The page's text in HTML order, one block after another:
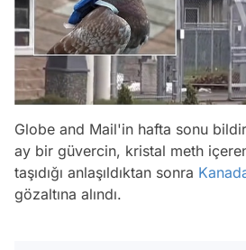
Globe and Mail'in hafta sonu
ay bir güvercin, kristal meth
taşıdığı anlaşıldıktan sonra
gözaltına alındı.